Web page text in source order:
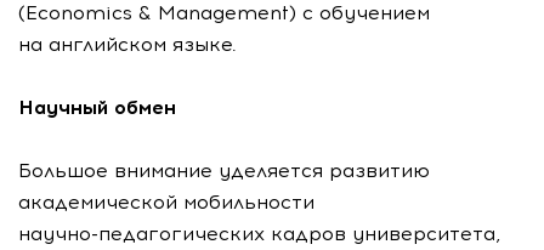
(Economics & Management) с обучением
на английском языке.
Научный обмен
Большое внимание уделяется развитию
академической мобильности
научно-педагогических кадров университета,